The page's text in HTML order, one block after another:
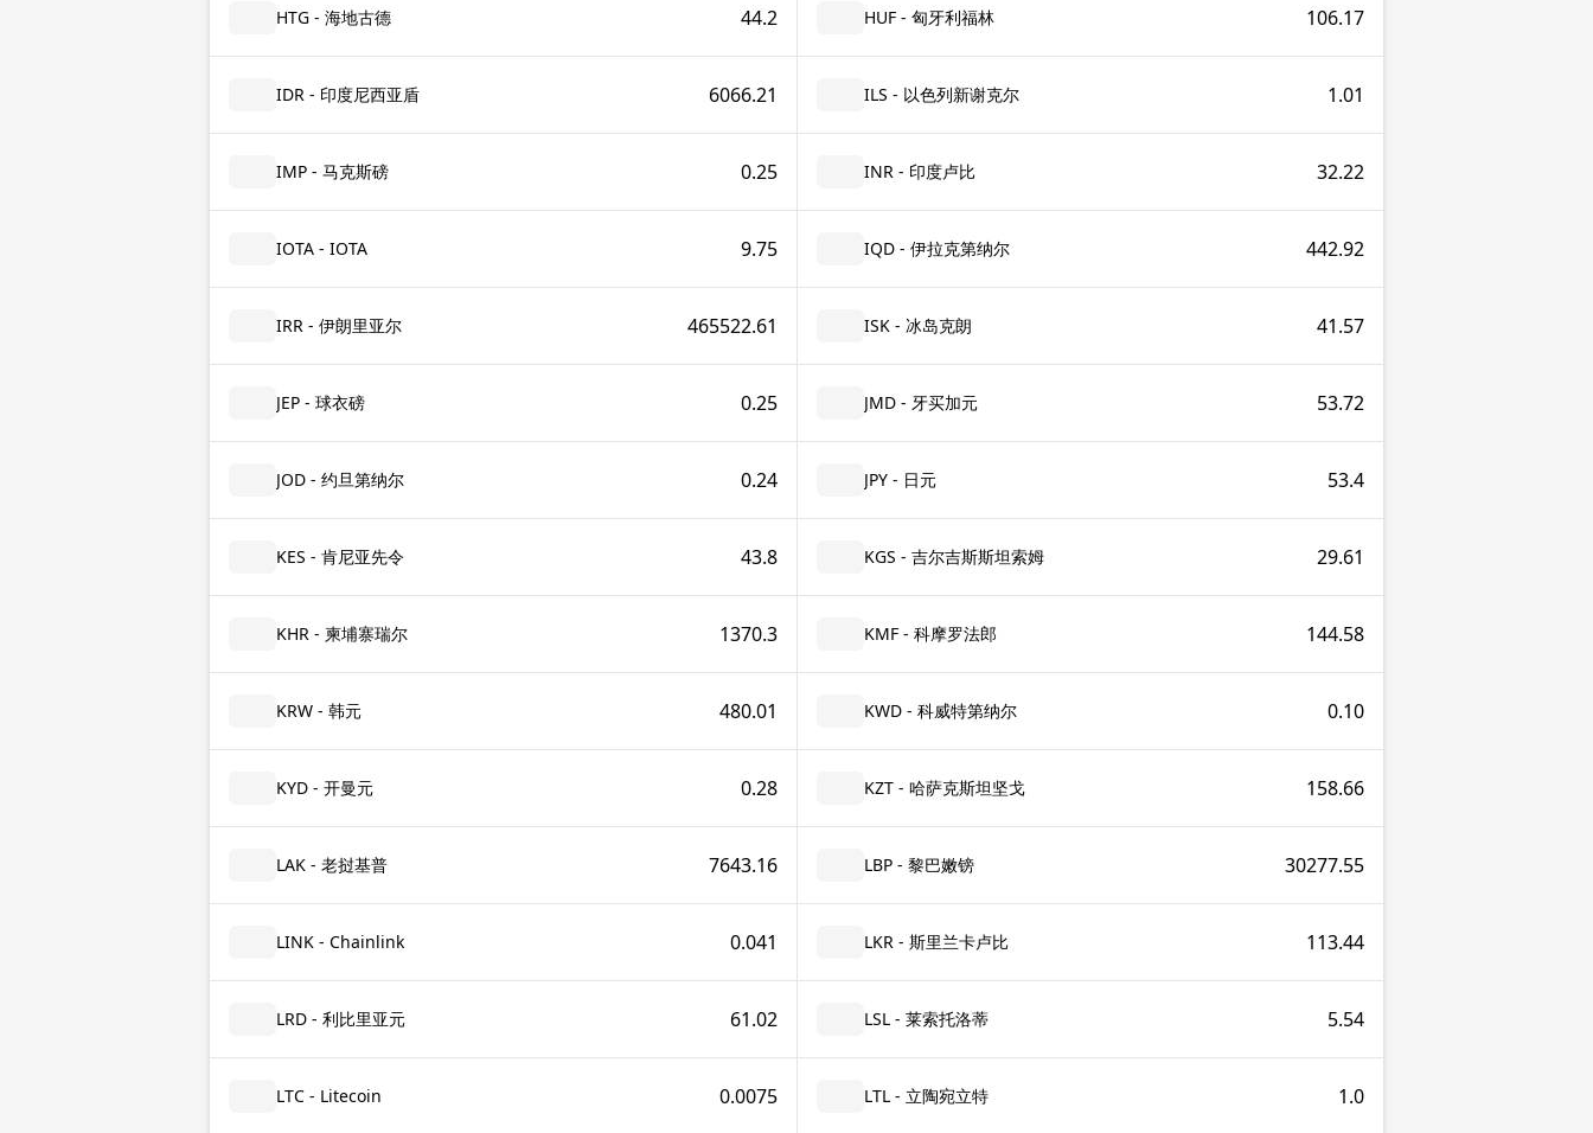
HTG - 海地古德 44.2 HUF - 匈牙利福林 106.17
IDR - 印度尼西亚盾 6066.21 ILS - 以色列新谢克尔 1.01
IMP - 马克斯磅 0.25 INR - 印度卢比 32.22
IOTA - IOTA 9.75 IQD - 伊拉克第纳尔 442.92
IRR - 伊朗里亚尔 465522.61 ISK - 冰岛克朗 41.57
JEP - 球衣磅 0.25 JMD - 牙买加元 53.72
JOD - 约旦第纳尔 0.24 JPY - 日元 53.4
KES - 肯尼亚先令 43.8 KGS - 吉尔吉斯斯坦索姆 29.61
KHR - 柬埔寨瑞尔 1370.3 KMF - 科摩罗法郎 144.58
KRW - 韩元 480.01 KWD - 科威特第纳尔 0.10
KYD - 开曼元 0.28 KZT - 哈萨克斯坦坚戈 158.66
LAK - 老挝基普 7643.16 LBP - 黎巴嫩镑 30277.55
LINK - Chainlink 0.041 LKR - 斯里兰卡卢比 113.44
LRD - 利比里亚元 61.02 LSL - 莱索托洛蒂 5.54
LTC - Litecoin 0.0075 LTL - 立陶宛立特 1.0